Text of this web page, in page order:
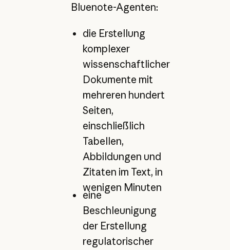
Bluenote-Agenten:
die Erstellung
komplexer
wissenschaftlicher
Dokumente mit
mehreren hundert
Seiten,
einschließlich
Tabellen,
Abbildungen und
Zitaten im Text, in
wenigen Minuten
eine
Beschleunigung
der Erstellung
regulatorischer